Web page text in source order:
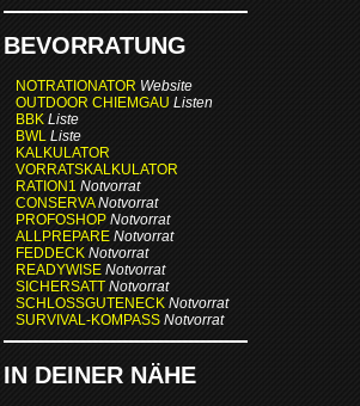
BEVORRATUNG
NOTRATIONATOR Website
OUTDOOR CHIEMGAU Listen
BBK Liste
BWL Liste
KALKULATOR
VORRATSKALKULATOR
RATION1 Notvorrat
CONSERVA Notvorrat
PROFOSHOP Notvorrat
ALLPREPARE Notvorrat
FEDDECK Notvorrat
READYWISE Notvorrat
SICHERSATT Notvorrat
SCHLOSSGUTENECK Notvorrat
SURVIVAL-KOMPASS Notvorrat
IN DEINER NÄHE